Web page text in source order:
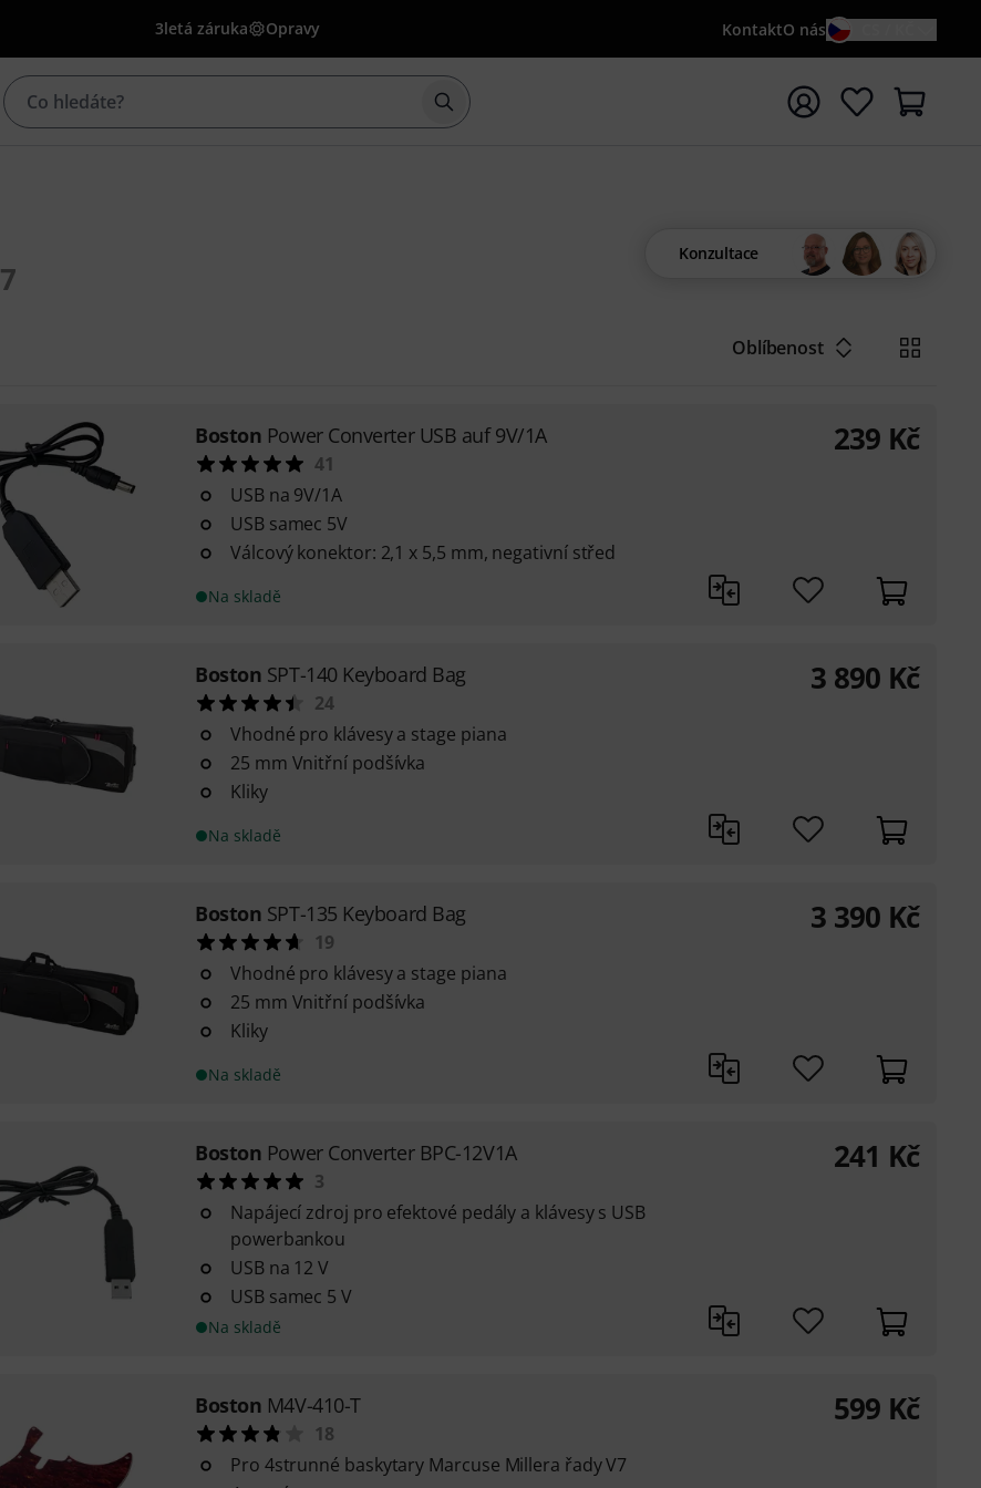
3letá záruka Opravy KontaktO nás
Začít vyhledávání s vyhledávaným výrazem {searchTerm}
7
Konzultace
Oblíbenost
Boston Power Converter USB auf 9V/1A
41
USB na 9V/1A
USB samec 5V
Válcový konektor: 2,1 x 5,5 mm, negativní střed
Na skladě
239 Kč
Boston SPT-140 Keyboard Bag
24
Vhodné pro klávesy a stage piana
25 mm Vnitřní podšívka
Kliky
Na skladě
3 890 Kč
Boston SPT-135 Keyboard Bag
19
Vhodné pro klávesy a stage piana
25 mm Vnitřní podšívka
Kliky
Na skladě
3 390 Kč
Boston Power Converter BPC-12V1A
3
Napájecí zdroj pro efektové pedály a klávesy s USB
powerbankou
USB na 12 V
USB samec 5 V
Na skladě
241 Kč
Boston M4V-410-T
18
Pro 4strunné baskytary Marcuse Millera řady V7
599 Kč